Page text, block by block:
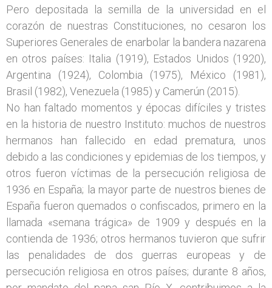
Pero depositada la semilla de la universidad en el
corazón de nuestras Constituciones, no cesaron los
Superiores Generales de enarbolar la bandera nazarena
en otros países: Italia (1919), Estados Unidos (1920),
Argentina (1924), Colombia (1975), México (1981),
Brasil (1982), Venezuela (1985) y Camerún (2015).
No han faltado momentos y épocas difíciles y tristes
en la historia de nuestro Instituto: muchos de nuestros
hermanos han fallecido en edad prematura, unos
debido a las condiciones y epidemias de los tiempos, y
otros fueron víctimas de la persecución religiosa de
1936 en España; la mayor parte de nuestros bienes de
España fueron quemados o confiscados, primero en la
llamada «semana trágica» de 1909 y después en la
contienda de 1936; otros hermanos tuvieron que sufrir
las penalidades de dos guerras europeas y de
persecución religiosa en otros países; durante 8 años,